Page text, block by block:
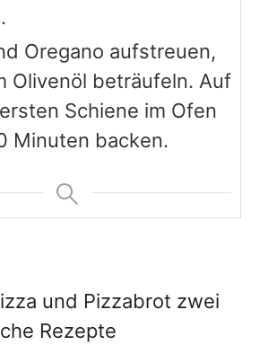
Oregano aufstreuen,
Olivenöl beträufeln. Auf
Schiene im Ofen
Minuten backen.